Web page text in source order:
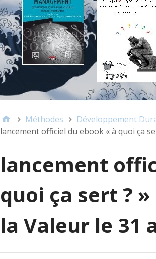
Méthodes
Développement
lancement officiel du ebook « à quoi ça
lancement
quoi ça sert ?
la Valeur le 31